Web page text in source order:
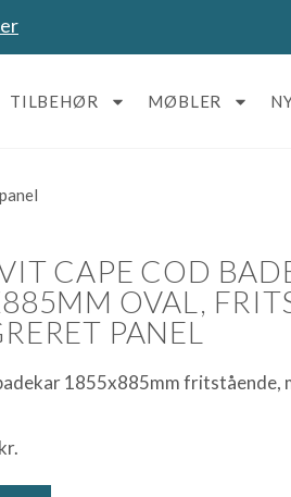
TILBEHØR MØBLER
CAPE COD
OVAL,
PANEL
1855x885mm fritstående,
kr.